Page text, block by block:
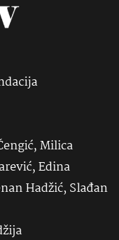
Milica
Edina
Hadžić, Slađan